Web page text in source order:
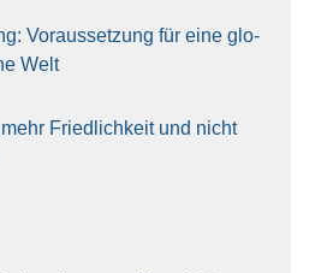
Vor­aus­set­zung für eine glo­
Welt
Fried­lich­keit und nicht